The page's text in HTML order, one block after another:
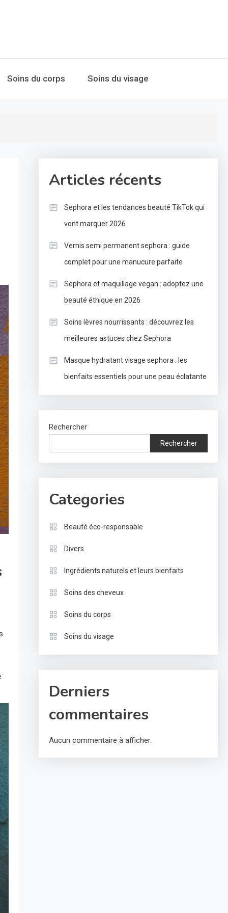
Soins du corps Soins du visage
Articles récents
Sephora et les tendances beauté TikTok qui
vont marquer 2026
Vernis semi permanent sephora : guide
complet pour une manucure parfaite
Sephora et maquillage vegan : adoptez une
beauté éthique en 2026
Soins lèvres nourrissants : découvrez les
meilleures astuces chez Sephora
Masque hydratant visage sephora : les
bienfaits essentiels pour une peau éclatante
Rechercher
Rechercher
Categories
Beauté éco-responsable
Divers
Ingrédients naturels et leurs bienfaits
Soins des cheveux
Soins du corps
Soins du visage
Derniers
commentaires
Aucun commentaire à afficher.